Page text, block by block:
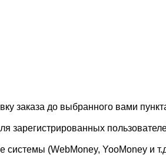
до выбранного вами
зарегистрированных
системы (WebMoney, YooMoney и